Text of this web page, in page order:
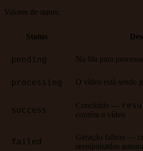
Valores de status:
Status
pending Na fila para
processing O vídeo está sendo
success Concluído —
contém o vídeo
failed
Geração falhou —
reembolsados